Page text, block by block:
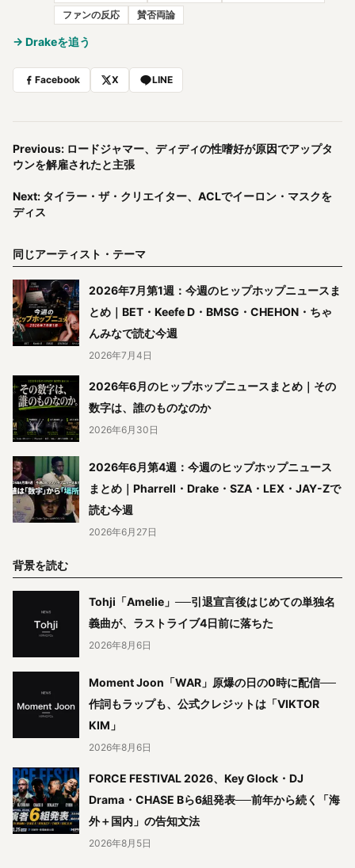
ファンの反応
賛否両論
→ Drakeを追う
Facebook X LINE
Previous: ロードジャマー、ディディの性嗜好が原因でアップタ
ウンを解雇されたと主張
Next: タイラー・ザ・クリエイター、ACLでイーロン・マスクを
ディス
同じアーティスト・テーマ
2026年7月第1週：今週のヒップホップニュースま
とめ｜BET・Keefe D・BMSG・CHEHON・ちゃ
んみなで読む今週
2026年7月4日
2026年6月のヒップホップニュースまとめ｜その
数字は、誰のものなのか
2026年6月30日
2026年6月第4週：今週のヒップホップニュース
まとめ｜Pharrell・Drake・SZA・LEX・JAY-Zで
読む今週
2026年6月27日
背景を読む
Tohji「Amelie」──引退宣言後はじめての単独名
義曲が、ラストライブ4日前に落ちた
2026年8月6日
Moment Joon「WAR」原爆の日の0時に配信──
作詞もラップも、公式クレジットは「VIKTOR
KIM」
2026年8月6日
FORCE FESTIVAL 2026、Key Glock・DJ
Drama・CHASE Bら6組発表──前年から続く「海
外＋国内」の告知文法
2026年8月5日